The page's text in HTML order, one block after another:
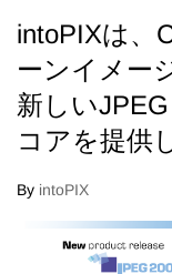
intoPIXは、
ーンイメー
新しい
コアを提供
By intoPIX